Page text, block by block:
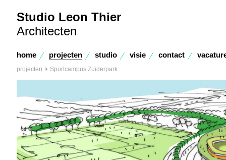
Studio Leon Thier
Architecten
home projecten studio visie contact
projecten Sportcampus Zuiderpark